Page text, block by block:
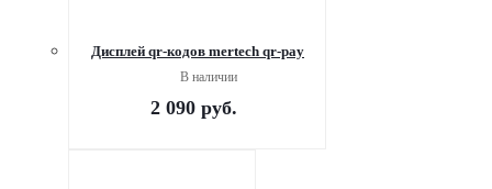
Дисплей qr-кодов mertech qr-pay
В наличии
2 090 руб.